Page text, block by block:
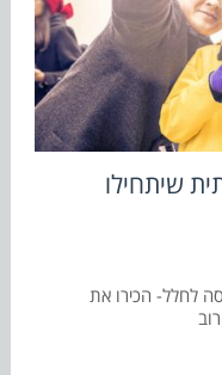
שיתחילו
לחלל- הכירו את